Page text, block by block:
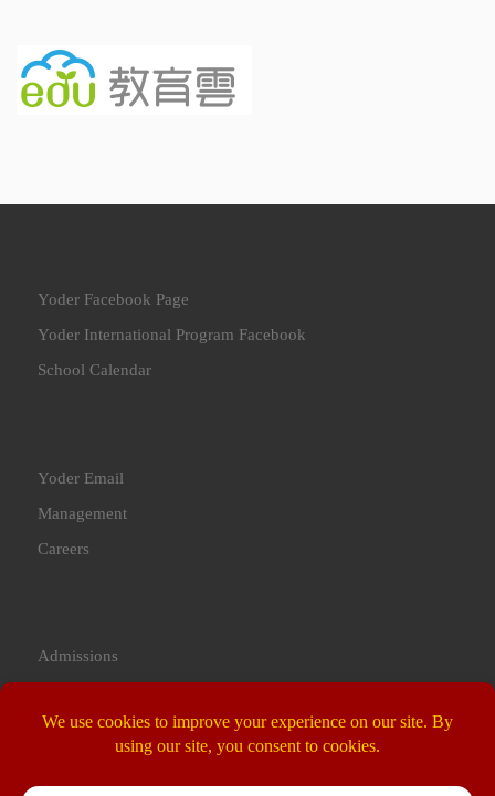
Yoder Facebook Page
Yoder International Program Facebook
School Calendar
Yoder Email
Management
Careers
Admissions